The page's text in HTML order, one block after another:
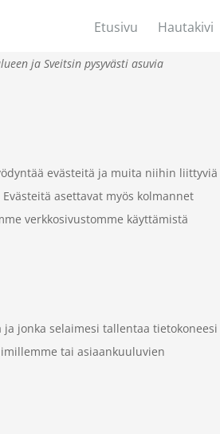
Etusivu Hautakivi
ja Sveitsin pysyvästi asuvia
evästeitä ja muita niihin liittyviä
asettavat myös kolmannet
verkkosivustomme käyttämistä
jonka selaimesi tallentaa tietokoneesi
tai asiaankuuluvien